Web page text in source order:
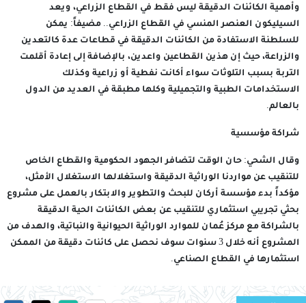
وأهمية الكائنات الدقيقة ليس فقط في القطاع الزراعي، ويعد
السيليكون العنصر المنسي في القطاع الزراعي.. مضيفاً: يمكن
للسلطنة الاستفادة من الكائنات الدقيقة في قطاعات عدة كالتعدين
والزراعة، حيث إن هذين القطاعين واعدين، بالإضافة إلى إعادة أقلمت
التربة بسبب التلوثات سواء أكانت نفطية أو زراعية وكذلك
الاستخدامات الطبية والتجميلية وكلها مطبقة في العديد من الدول
بالعالم.
شراكة مؤسسية
وقال الشحي: حان الوقت لتضافر الجهود الحكومية والقطاع الخاص
للتنقيب عن مواردنا الوراثية الدقيقة واستغلالها الاستغلال الأمثل،
مؤكداً بدء مؤسسة أركان للبحث والتطوير والابتكار بالعمل على مشروع
بحثي تجريبي استثماري للتنقيب عن بعض الكائنات الحية الدقيقة
بالشراكة مع مركز عُمان للموارد الوراثية الحيوانية والنباتية، والهدف من
المشروع أنه خلال 3 سنوات سوف نحصل على كائنات دقيقة من الممكن
استثمارها في القطاع الصناعي.